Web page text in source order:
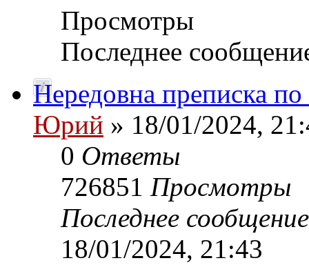
Просмотры
Последнее
Нередовна преписка
Юрий » 18/01/2024,
0 Ответы
726851 Просмотры
Последнее
18/01/2024, 21:43